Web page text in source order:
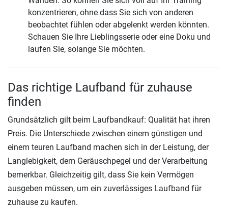
konzentrieren, ohne dass Sie sich von anderen
beobachtet fühlen oder abgelenkt werden könnten.
Schauen Sie Ihre Lieblingsserie oder eine Doku und
laufen Sie, solange Sie möchten.
Das richtige Laufband für zuhause
finden
Grundsätzlich gilt beim Laufbandkauf: Qualität hat ihren
Preis. Die Unterschiede zwischen einem günstigen und
einem teuren Laufband machen sich in der Leistung, der
Langlebigkeit, dem Geräuschpegel und der Verarbeitung
bemerkbar. Gleichzeitig gilt, dass Sie kein Vermögen
ausgeben müssen, um ein zuverlässiges Laufband für
zuhause zu kaufen.